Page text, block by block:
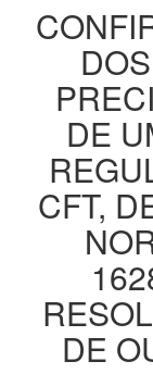
DE
CFT,
DE